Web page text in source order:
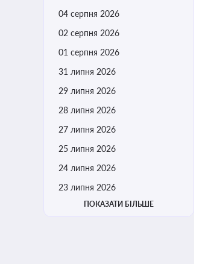
04 серпня 2026
02 серпня 2026
01 серпня 2026
31 липня 2026
29 липня 2026
28 липня 2026
27 липня 2026
25 липня 2026
24 липня 2026
23 липня 2026
ПОКАЗАТИ БІЛЬШЕ